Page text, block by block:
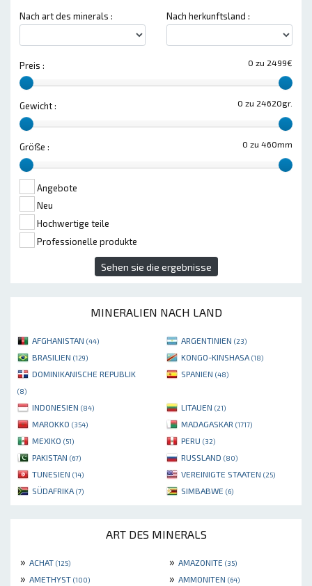
Nach art des minerals : Nach herkunftsland :
0 zu 2499€
Preis :
0 zu 24620gr.
Gewicht :
0 zu 460mm
Größe :
Angebote
Neu
Hochwertige teile
Professionelle produkte
Sehen sie die ergebnisse
MINERALIEN NACH LAND
AFGHANISTAN (44) ARGENTINIEN (23)
BRASILIEN (129) KONGO-KINSHASA (18)
DOMINIKANISCHE REPUBLIK
(8)
SPANIEN (48)
INDONESIEN (84) LITAUEN (21)
MAROKKO (354) MADAGASKAR (1717)
MEXIKO (51) PERU (32)
PAKISTAN (67) RUSSLAND (80)
TUNESIEN (14) VEREINIGTE STAATEN (25)
SÜDAFRIKA (7) SIMBABWE (6)
ART DES MINERALS
» ACHAT (125) » AMAZONITE (35)
» AMETHYST (100) » AMMONITEN (64)